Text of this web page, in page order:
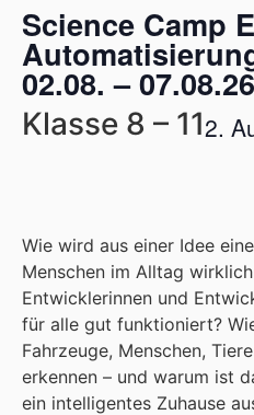
Science Camp
02.08. – 07.08.26
Klasse 8 – 112.
Wie wird aus einer Idee
Menschen im Alltag
Entwicklerinnen und
für alle gut funktioniert?
Fahrzeuge, Menschen,
erkennen – und warum ist
ein intelligentes Zuhause